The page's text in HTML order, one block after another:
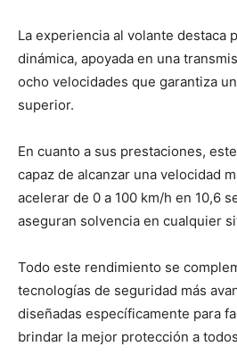
La experiencia al volante destaca
dinámica, apoyada en una
ocho velocidades que garantiza
superior.
En cuanto a sus prestaciones,
capaz de alcanzar una velocidad
acelerar de 0 a 100 km/h en 10,6
aseguran solvencia en cualquier
Todo este rendimiento se
tecnologías de seguridad más
diseñadas específicamente para
brindar la mejor protección a